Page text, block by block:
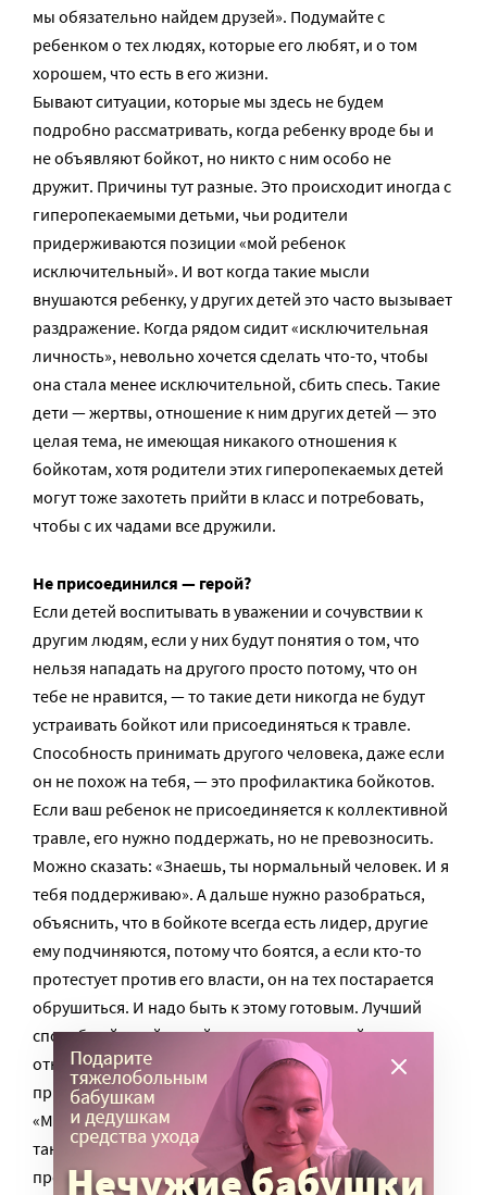
мы обязательно найдем друзей». Подумайте с
ребенком о тех людях, которые его любят, и о том
хорошем, что есть в его жизни.
Бывают ситуации, которые мы здесь не будем
подробно рассматривать, когда ребенку вроде бы и
не объявляют бойкот, но никто с ним особо не
дружит. Причины тут разные. Это происходит иногда с
гиперопекаемыми детьми, чьи родители
придерживаются позиции «мой ребенок
исключительный». И вот когда такие мысли
внушаются ребенку, у других детей это часто вызывает
раздражение. Когда рядом сидит «исключительная
личность», невольно хочется сделать что-то, чтобы
она стала менее исключительной, сбить спесь. Такие
дети — жертвы, отношение к ним других детей — это
целая тема, не имеющая никакого отношения к
бойкотам, хотя родители этих гиперопекаемых детей
могут тоже захотеть прийти в класс и потребовать,
чтобы с их чадами все дружили.
Не присоединился — герой?
Если детей воспитывать в уважении и сочувствии к
другим людям, если у них будут понятия о том, что
нельзя нападать на другого просто потому, что он
тебе не нравится, — то такие дети никогда не будут
устраивать бойкот или присоединяться к травле.
Способность принимать другого человека, даже если
он не похож на тебя, — это профилактика бойкотов.
Если ваш ребенок не присоединяется к коллективной
травле, его нужно поддержать, но не превозносить.
Можно сказать: «Знаешь, ты нормальный человек. И я
тебя поддерживаю». А дальше нужно разобраться,
объяснить, что в бойкоте всегда есть лидер, другие
ему подчиняются, потому что боятся, а если кто-то
протестует против его власти, он на тех постарается
обрушиться. И надо быть к этому готовым. Лучший
способ действий в этой ситуации — прямой
откровенный разговор с зачинщиком травли в
присутствии других людей. Ему можно сказать:
«Может быть, этот человек не прав, но я — против
такого способа действий. Тобой движет желание
проявить свою власть и жестокость, а все, кто тебя